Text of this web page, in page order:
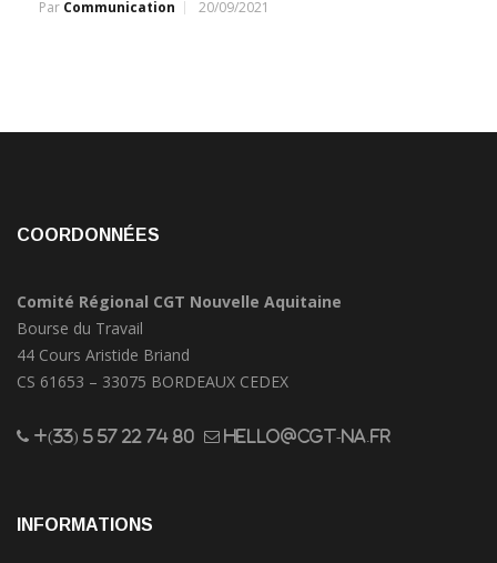
Par Communication 20/09/2021
COORDONNÉES
Comité Régional CGT Nouvelle Aquitaine
Bourse du Travail
44 Cours Aristide Briand
CS 61653 – 33075 BORDEAUX CEDEX
+(33) 5 57 22 74 80 hello@cgt-na.fr
INFORMATIONS